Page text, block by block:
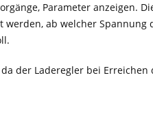
Parameter anzeigen.
ab welcher
der Laderegler bei